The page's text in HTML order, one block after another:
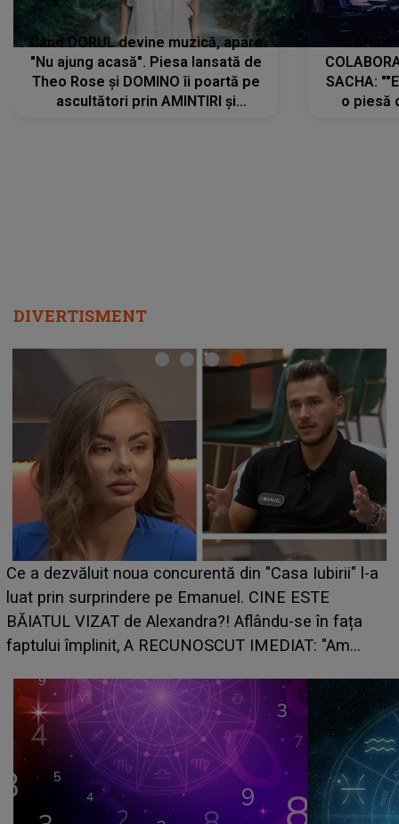
Când DORUL devine muzică, apare
"Nu ajung acasă". Piesa lansată de
Theo Rose și DOMINO îi poartă pe
ascultători prin AMINTIRI și
SACHA:
o piesă
DIVERTISMENT
HOROSCOP de weekend, 8-9 august 2026. Zodia
care riscă să rămână fără bani. O decizie luată în
grabă îi aduce pierderi semnificative și îi dă toate
planurile peste cap